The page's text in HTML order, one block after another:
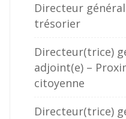
Directeur
trésorier
Directeur(trice)
adjoint(e) –
citoyenne
Directeur(trice)